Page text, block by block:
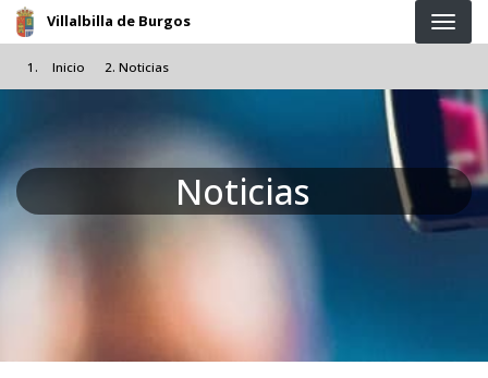
Pasar al contenido principal
Villalbilla de Burgos
Inicio Noticias
Noticias